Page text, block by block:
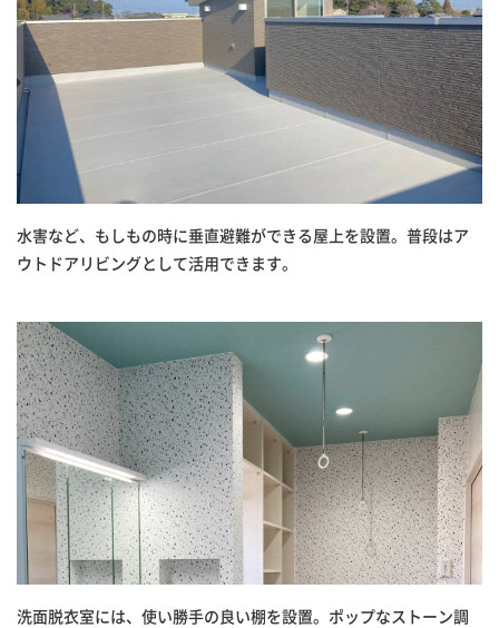
水害など、もしもの時に垂直避難ができる屋上を設置。普段はア
ウトドアリビングとして活用できます。
洗面脱衣室には、使い勝手の良い棚を設置。ポップなストーン調